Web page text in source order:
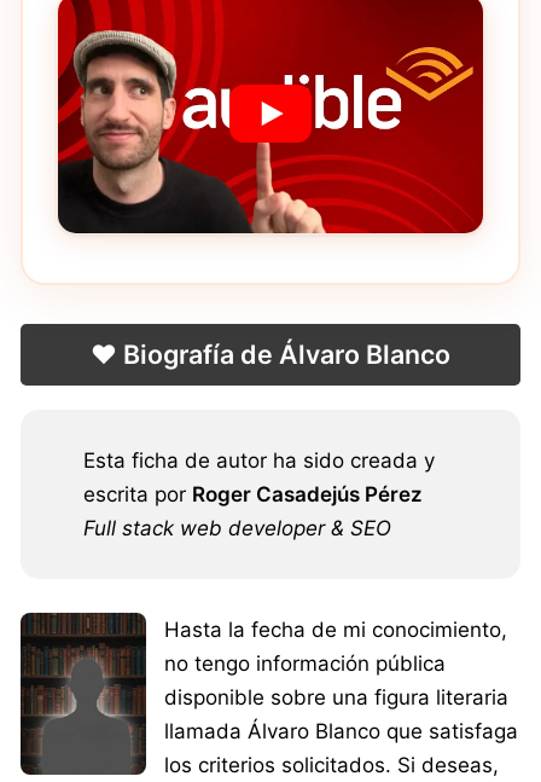
❤️ Biografía de Álvaro Blanco
Esta ficha de autor ha sido creada y
escrita por Roger Casadejús Pérez
Full stack web developer & SEO
Hasta la fecha de mi conocimiento,
no tengo información pública
disponible sobre una figura literaria
llamada Álvaro Blanco que satisfaga
los criterios solicitados. Si deseas,